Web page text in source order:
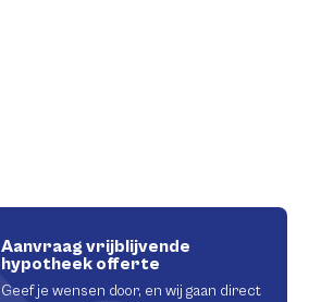
Aanvraag vrijblijvende
hypotheek offerte
Geef je wensen door, en wij gaan direct